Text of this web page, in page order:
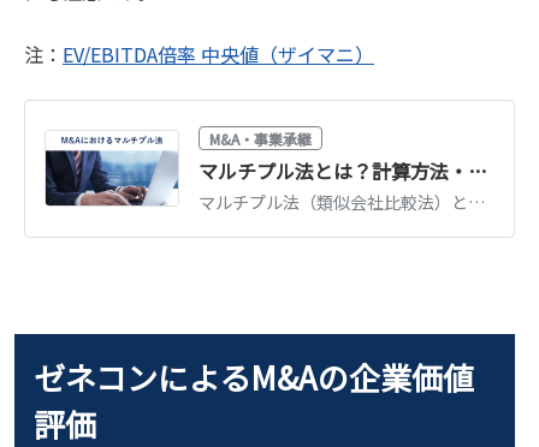
注： EV/EBITDA倍率 中央値（ザイマニ）
M&A・事業承継
マルチプル法とは？計算方法・倍率の目安・メリットをわかりやすく解説
マルチプル法（類似会社比較法）とは、類似上場企業の倍率を使って企業価値を評価する手法です。EV/EBITDA倍率などの計算方法、倍率の目安、メリットと注意点を解説します。
ゼネコンによるM&Aの企業価値
評価